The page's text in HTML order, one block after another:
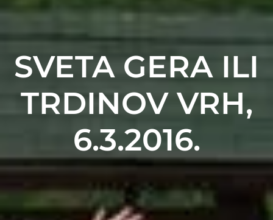
SVETA GERA ILI
TRDINOV VRH,
6.3.2016.